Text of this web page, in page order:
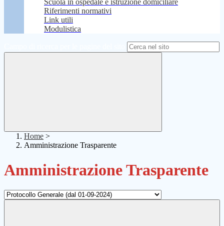
Scuola in ospedale e istruzione domiciliare
Riferimenti normativi
Link utili
Modulistica
Home >
Amministrazione Trasparente
Amministrazione Trasparente